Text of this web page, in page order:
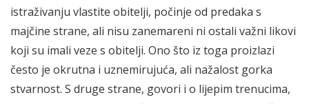
istraživanju vlastite obitelji, počinje od predaka s
majčine strane, ali nisu zanemareni ni ostali važni likovi
koji su imali veze s obitelji. Ono što iz toga proizlazi
često je okrutna i uznemirujuća, ali nažalost gorka
stvarnost. S druge strane, govori i o lijepim trenucima,